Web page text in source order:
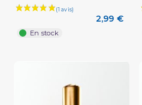
(3 avis)
2,99 €
En stock